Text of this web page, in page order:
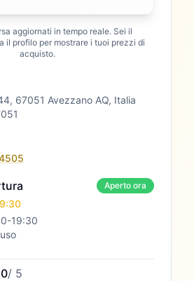
aggiornati in tempo reale. Sei il
il profilo per mostrare i tuoi prezzi di
acquisto.
67051 Avezzano AQ, Italia
Aperto ora
19:30
/ 5